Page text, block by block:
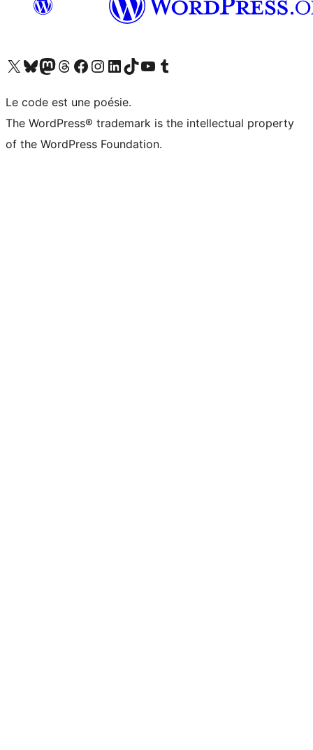
Visitez notre compte X (précédemment Twitter)
Visiter notre compte Bluesky
Visiter notre compte Mastodon
Visiter notre compte Threads
Consulter notre compte Facebook
Consulter notre compte Instagram
Consulter notre compte LinkedIn
Visiter notre compte TokTok
Visiter notre chaîne YouTube
Visiter notre compte Tumblr
Le code est une poésie.
The WordPress® trademark is the intellectual property
of the WordPress Foundation.